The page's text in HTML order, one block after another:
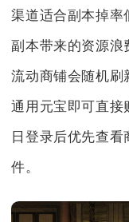
渠道适合副本掉率
副本带来的资源浪
流动商铺会随机刷
通用元宝即可直接
日登录后优先查
件。